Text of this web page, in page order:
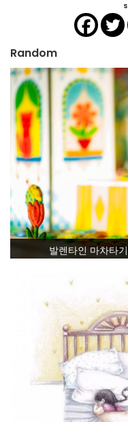
Random
발렌타인 마차타